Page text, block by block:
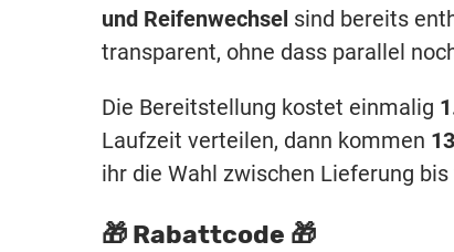
und Reifenwechsel sind bereits
transparent, ohne dass parallel
Die Bereitstellung kostet einmalig
Laufzeit verteilen, dann kommen
ihr die Wahl zwischen Lieferung
🎁 Rabattcode 🎁